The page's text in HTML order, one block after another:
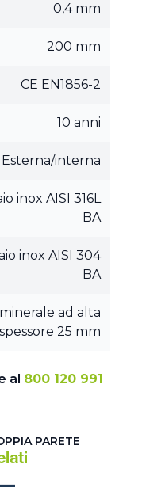
0,4 mm
200 mm
CE EN1856-2
10 anni
Esterna/interna
inox AISI 316L
BA
inox AISI 304
BA
ad alta
25 mm
al 800 120 991
PARETE